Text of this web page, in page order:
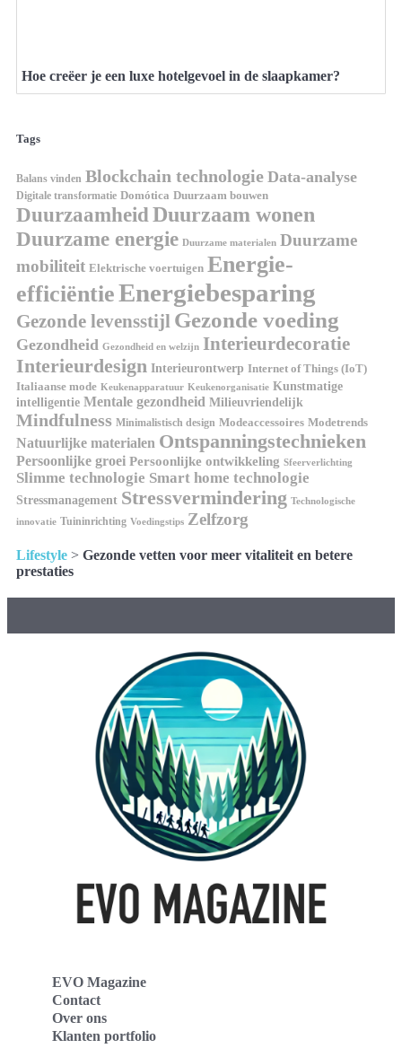
Hoe creëer je een luxe hotelgevoel in de slaapkamer?
Tags
Balans vinden Blockchain technologie Data-analyse
Digitale transformatie Domótica Duurzaam bouwen
Duurzaamheid Duurzaam wonen
Duurzame energie Duurzame materialen Duurzame
mobiliteit Elektrische voertuigen Energie-
efficiëntieEnergiebesparing
Gezonde levensstijl Gezonde voeding
Gezondheid Gezondheid en welzijn Interieurdecoratie
Interieurdesign Interieurontwerp Internet of Things (IoT)
Italiaanse mode Keukenapparatuur Keukenorganisatie Kunstmatige
intelligentie Mentale gezondheid Milieuvriendelijk
Mindfulness Minimalistisch design Modeaccessoires Modetrends
Natuurlijke materialen Ontspanningstechnieken
Persoonlijke groei Persoonlijke ontwikkeling Sfeerverlichting
Slimme technologie Smart home technologie
Stressmanagement Stressvermindering Technologische
innovatie Tuininrichting Voedingstips Zelfzorg
Lifestyle > Gezonde vetten voor meer vitaliteit en betere
prestaties
EVO Magazine
Contact
Over ons
Klanten portfolio